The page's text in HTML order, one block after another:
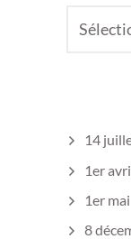
14
1er
1er mai
8